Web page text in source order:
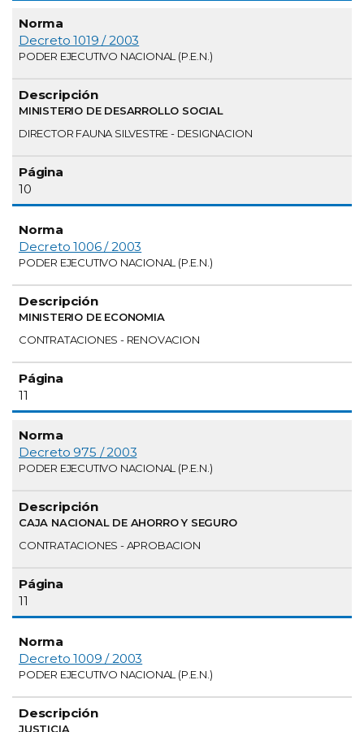
Decreto 1019 / 2003
PODER EJECUTIVO NACIONAL (P.E.N.)
MINISTERIO DE DESARROLLO SOCIAL
DIRECTOR FAUNA SILVESTRE - DESIGNACION
10
Decreto 1006 / 2003
PODER EJECUTIVO NACIONAL (P.E.N.)
MINISTERIO DE ECONOMIA
CONTRATACIONES - RENOVACION
11
Decreto 975 / 2003
PODER EJECUTIVO NACIONAL (P.E.N.)
CAJA NACIONAL DE AHORRO Y SEGURO
CONTRATACIONES - APROBACION
11
Decreto 1009 / 2003
PODER EJECUTIVO NACIONAL (P.E.N.)
JUSTICIA